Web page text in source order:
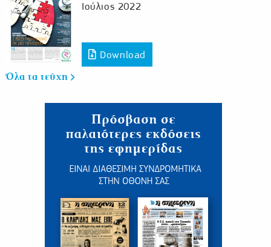
Ιούλιος 2022
Download
Όλα τα τεύχη